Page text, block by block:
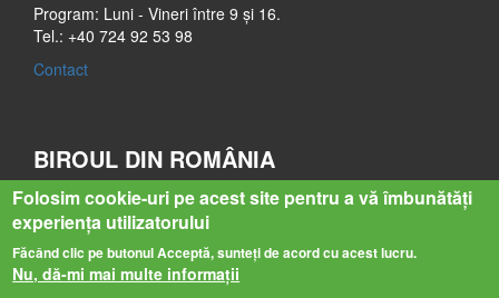
Program: Luni - Vineri între 9 și 16.
Tel.: +40 724 92 53 98
Contact
BIROUL DIN ROMÂNIA
Str. Bastionului nr. 4-6
545400 Sighișoara
Mureș
Folosim cookie-uri pe acest site pentru a vă îmbunătăți
experiența utilizatorului
Făcând clic pe butonul Acceptă, sunteți de acord cu acest lucru.
Nu, dă-mi mai multe informații